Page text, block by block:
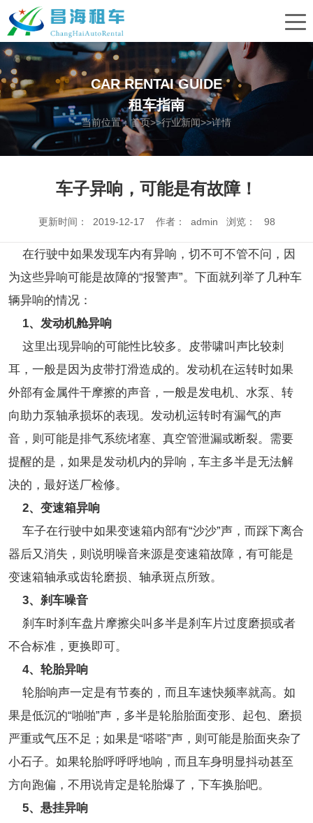
CAR RENTAI GUIDE
租车指南
当前位置：首页>>行业新闻>>详情
车子异响，可能是有故障！
更新时间： 2019-12-17 作者： admin 浏览： 98
在行驶中如果发现车内有异响，切不可不管不问，因
为这些异响可能是故障的“报警声”。下面就列举了几种车
辆异响的情况：
1、发动机舱异响
这里出现异响的可能性比较多。皮带啸叫声比较刺
耳，一般是因为皮带打滑造成的。发动机在运转时如果
外部有金属件干摩擦的声音，一般是发电机、水泵、转
向助力泵轴承损坏的表现。发动机运转时有漏气的声
音，则可能是排气系统堵塞、真空管泄漏或断裂。需要
提醒的是，如果是发动机内的异响，车主多半是无法解
决的，最好送厂检修。
2、变速箱异响
车子在行驶中如果变速箱内部有“沙沙”声，而踩下离合
器后又消失，则说明噪音来源是变速箱故障，有可能是
变速箱轴承或齿轮磨损、轴承斑点所致。
3、刹车噪音
刹车时刹车盘片摩擦尖叫多半是刹车片过度磨损或者
不合标准，更换即可。
4、轮胎异响
轮胎响声一定是有节奏的，而且车速快频率就高。如
果是低沉的“啪啪”声，多半是轮胎胎面变形、起包、磨损
严重或气压不足；如果是“嗒嗒”声，则可能是胎面夹杂了
小石子。如果轮胎呼呼呼地响，而且车身明显抖动甚至
方向跑偏，不用说肯定是轮胎爆了，下车换胎吧。
5、悬挂异响